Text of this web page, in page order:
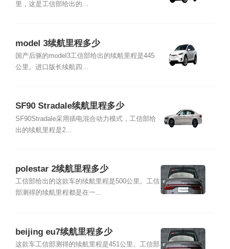
里，这是工信部给出的...
model 3续航里程多少
国产后驱的model3工信部给出的续航里程是445
公里。进口版长续航四...
SF90 Stradale续航里程多少
SF90Stradale采用插电混合动力模式，工信部给
出的续航里程是2...
polestar 2续航里程多少
工信部给出的这款车的续航里程是500公里。工信
部测得的续航里程都是在一...
beijing eu7续航里程多少
这款车工信部测得的续航里程是451公里。工信部